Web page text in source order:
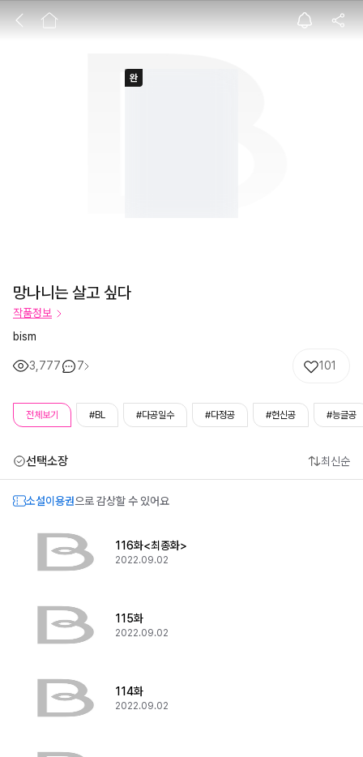
망나니는 살고 싶
망나니는 살고 싶다
작품정보
bism
3,777 7 101
전체보기 #BL #다공일수 #다정공 #헌신공 #능글공
선택소장 최신순
소설이용권으로 감상할 수 있어요
116화<최종화>
2022.09.02
115화
2022.09.02
114화
2022.09.02